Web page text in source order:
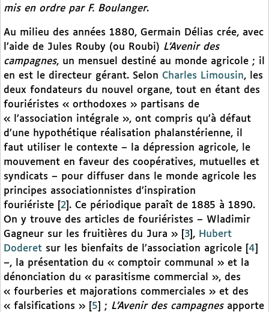
mis en ordre par F. Boulanger.
Au milieu des années 1880, Germain Délias crée, avec
l’aide de Jules Rouby (ou Roubi) L’Avenir des
campagnes, un mensuel destiné au monde agricole ; il
en est le directeur gérant. Selon Charles Limousin, les
deux fondateurs du nouvel organe, tout en étant des
fouriéristes « orthodoxes » partisans de
« l’association intégrale », ont compris qu’à défaut
d’une hypothétique réalisation phalanstérienne, il
faut utiliser le contexte – la dépression agricole, le
mouvement en faveur des coopératives, mutuelles et
syndicats – pour diffuser dans le monde agricole les
principes associationnistes d’inspiration
fouriériste
2 . Ce périodique paraît de 1885 à 1890.
On y trouve des articles de fouriéristes – Wladimir
Gagneur sur les fruitières du Jura »
3 , Hubert
Doderet sur les bienfaits de l’association agricole 4
–, la présentation du « comptoir communal » et la
dénonciation du « parasitisme commercial », des
« fourberies et majorations commerciales » et des
« falsifications »
5 ; L’Avenir des campagnes apporte